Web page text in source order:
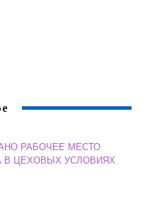
РАБОЧЕЕ МЕСТО
В ЦЕХОВЫХ УСЛОВИЯХ